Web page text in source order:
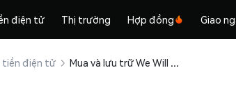
điện tử Thị trường Hợp đồng Giao
tiền điện tử Mua và lưu trữ We Will Huddle (HUDDLE) an toàn